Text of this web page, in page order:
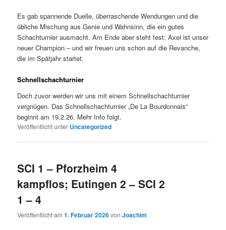
Es gab spannende Duelle, überraschende Wendungen und die
übliche Mischung aus Genie und Wahnsinn, die ein gutes
Schachturnier ausmacht. Am Ende aber steht fest: Axel ist unser
neuer Champion – und wir freuen uns schon auf die Revanche,
die im Spätjahr startet.
Schnellschachturnier
Doch zuvor werden wir uns mit einem Schnellschachturnier
vergnügen. Das Schnellschachturnier „De La Bourdonnais“
beginnt am 19.2.26. Mehr Info folgt.
Veröffentlicht unter Uncategorized
SCI 1 – Pforzheim 4
kampflos; Eutingen 2 – SCI 2
1 – 4
Veröffentlicht am1. Februar 2026vonJoachim